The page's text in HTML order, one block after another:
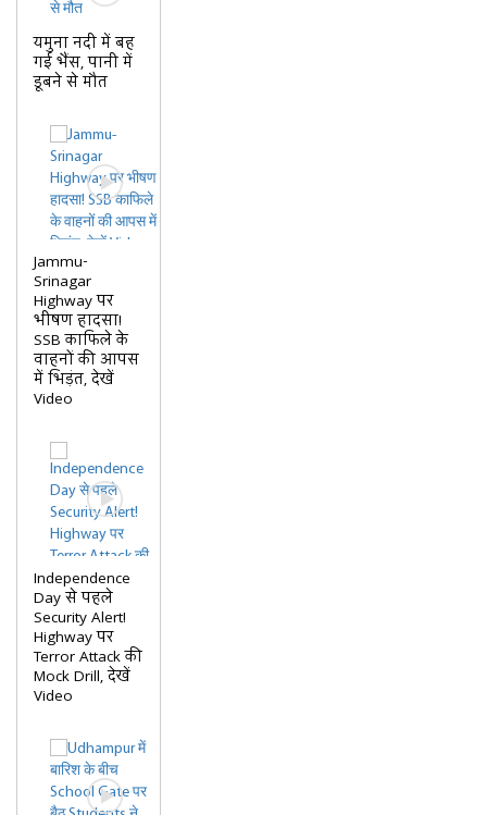
यमुना नदी में बह
गई भैंस, पानी में
डूबने से मौत
Jammu-
Srinagar
Highway पर
भीषण हादसा!
SSB काफिले के
वाहनों की आपस
में भिड़ंत, देखें
Video
Independence
Day से पहले
Security Alert!
Highway पर
Terror Attack की
Mock Drill, देखें
Video